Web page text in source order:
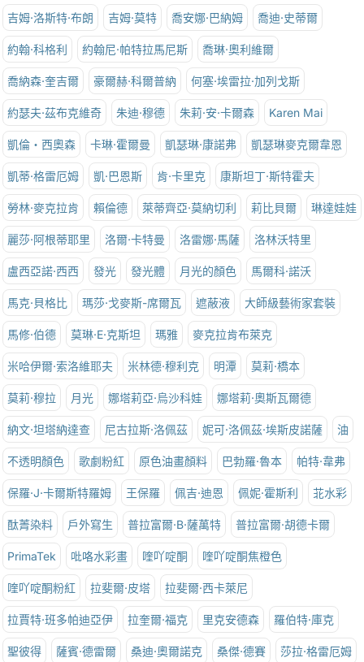
吉姆·洛斯特·布朗 吉姆·莫特 喬安娜·巴納姆 喬迪·史蒂爾
約翰·科格利 約翰尼·帕特拉馬尼斯 喬琳·奧利維爾
喬納森·奎吉爾 豪爾赫·科爾普納 何塞·埃雷拉·加列戈斯
約瑟夫·茲布克維奇 朱迪·穆德 朱莉·安·卡爾森 Karen Mai
凱倫‧西奧森 卡琳·霍爾曼 凱瑟琳·康諾弗 凱瑟琳麥克爾韋恩
凱蒂·格雷厄姆 凱·巴恩斯 肯·卡里克 康斯坦丁·斯特霍夫
勞林·麥克拉肯 賴倫德 萊蒂齊亞·莫納切利 莉比貝爾 琳達娃娃
麗莎·阿根蒂耶里 洛爾·卡特曼 洛雷娜·馬薩 洛林沃特里
盧西亞諾·西西 發光 發光體 月光的顏色 馬爾科·諾沃
馬克·貝格比 瑪莎·戈麥斯-席爾瓦 遮蔽液 大師級藝術家套裝
馬修·伯德 莫琳·E·克斯坦 瑪雅 麥克拉肯布萊克
米哈伊爾·索洛維耶夫 米林德·穆利克 明潭 莫莉·橋本
莫莉·穆拉 月光 娜塔莉亞·烏沙科娃 娜塔莉·奧斯瓦爾德
納文·坦塔納達查 尼古拉斯·洛佩茲 妮可·洛佩茲·埃斯皮諾薩 油
不透明顏色 歌劇粉紅 原色油畫顏料 巴勃羅·魯本 帕特·韋弗
保羅·J·卡爾斯特羅姆 王保羅 佩吉·迪恩 佩妮·霍斯利 苝水彩
酞菁染料 戶外寫生 普拉富爾·B·薩萬特 普拉富爾·胡德卡爾
PrimaTek 吡咯水彩畫 喹吖啶酮 喹吖啶酮焦橙色
喹吖啶酮粉紅 拉斐爾·皮塔 拉斐爾·西卡萊尼
拉賈特·班多帕迪亞伊 拉奎爾·福克 里克安德森 羅伯特·庫克
聖彼得 薩賓·德雷爾 桑迪·奧爾諾克 桑傑·德賽 莎拉·格雷厄姆